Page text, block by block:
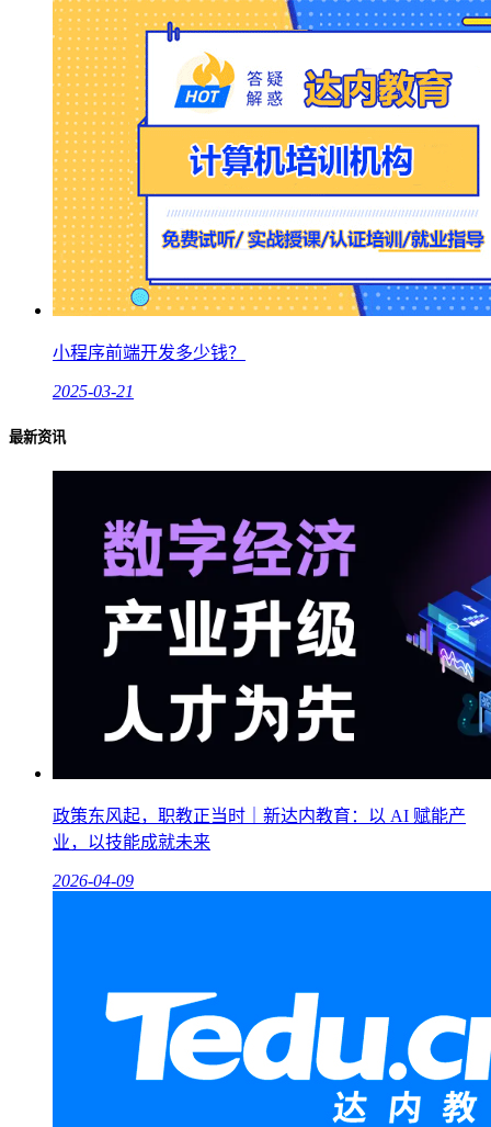
小程序前端开发多少钱？
2025-03-21
最新资讯
政策东风起，职教正当时｜新达内教育：以 AI 赋能产
业，以技能成就未来
2026-04-09